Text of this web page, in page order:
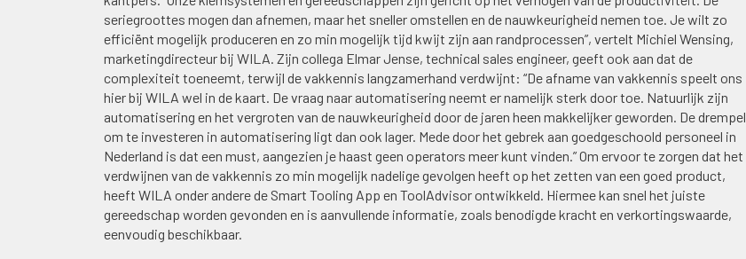
seriegroottes mogen dan afnemen, maar het sneller omstellen en de nauwkeurigheid nemen toe. Je wilt zo
efficiënt mogelijk produceren en zo min mogelijk tijd kwijt zijn aan randprocessen”, vertelt Michiel Wensing,
marketingdirecteur bij WILA. Zijn collega Elmar Jense, technical sales engineer, geeft ook aan dat de
complexiteit toeneemt, terwijl de vakkennis langzamerhand verdwijnt: “De afname van vakkennis speelt ons
hier bij WILA wel in de kaart. De vraag naar automatisering neemt er namelijk sterk door toe. Natuurlijk zijn
automatisering en het vergroten van de nauwkeurigheid door de jaren heen makkelijker geworden. De drempel
om te investeren in automatisering ligt dan ook lager. Mede door het gebrek aan goedgeschoold personeel in
Nederland is dat een must, aangezien je haast geen operators meer kunt vinden.” Om ervoor te zorgen dat het
verdwijnen van de vakkennis zo min mogelijk nadelige gevolgen heeft op het zetten van een goed product,
heeft WILA onder andere de Smart Tooling App en ToolAdvisor ontwikkeld. Hiermee kan snel het juiste
gereedschap worden gevonden en is aanvullende informatie, zoals benodigde kracht en verkortingswaarde,
eenvoudig beschikbaar.